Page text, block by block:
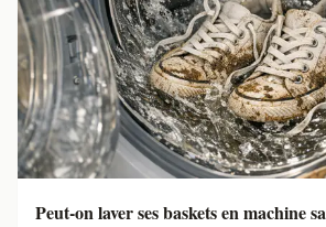
Peut-on laver ses baskets en machine